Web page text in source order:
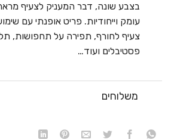
בצבע שונה, דבר המעניק לצעיף
עומק וייחודיות. פריט אופנתי עם
צעיף לחורף, תפירה על תחפושות,
פסטיבלים ועוד…
משלוחים